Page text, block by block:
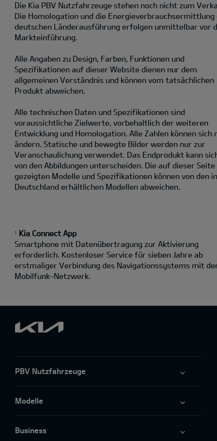
Die Kia PBV Nutzfahrzeuge stehen noch nicht zum
Die Homologation und die Energieverbrauchsermittlung
deutschen Länderausführung erfolgen unmittelbar vor
Markteinführung.
Alle Angaben zu Design, Farben, Funktionen und
Spezifikationen auf dieser Website dienen nur dem
allgemeinen Verständnis und können vom tatsächlichen
Produkt abweichen.
Alle technischen Daten und Spezifikationen sind
voraussichtliche Zielwerte, vorbehaltlich der weiteren
Entwicklung und Homologation. Alle Zahlen können sich
ändern. Statische und bewegte Bilder werden nur zur
Veranschaulichung verwendet. Das Endprodukt kann
von den Abbildungen unterscheiden. Die auf dieser Seite
gezeigten Modelle und Spezifikationen können von den in
Deutschland erhältlichen Modellen abweichen.
1
Kia Connect App
Smartphone mit Datenübertragung zur Aktivierung
erforderlich. Kostenloser Service für sieben Jahre ab
erstmaliger Verbindung des Navigationssystems mit
Mobilfunk-Netzwerk.
PBV Nutzfahrzeuge
Modelle
Business